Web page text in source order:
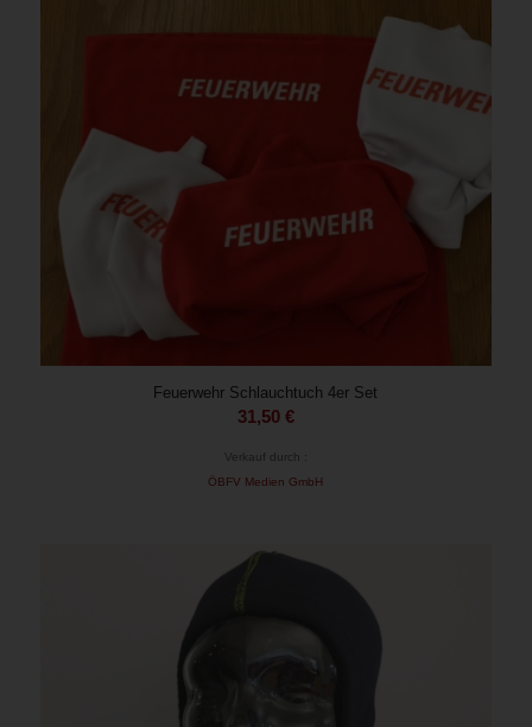
Feuerwehr Schlauchtuch 4er Set
31,50 €
Verkauf durch :
ÖBFV Medien GmbH